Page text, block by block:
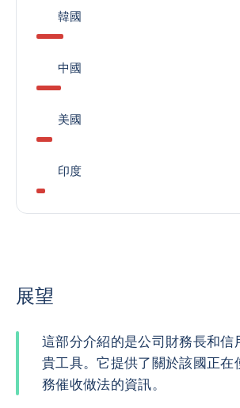
韓國
中國
美國
印度
展望
這部分介紹的是公司財務長和信
貴工具。它提供了關於該國正在
務催收做法的資訊。